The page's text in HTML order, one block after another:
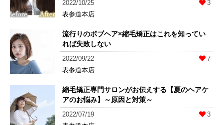
2022/10/25
3
表参道本店
流行りのボブヘア×縮毛矯正はこれを知ってい
れば失敗しない
2022/09/22
7
表参道本店
縮毛矯正専門サロンがお伝えする【夏のヘアケ
アのお悩み】～原因と対策～
2022/07/19
3